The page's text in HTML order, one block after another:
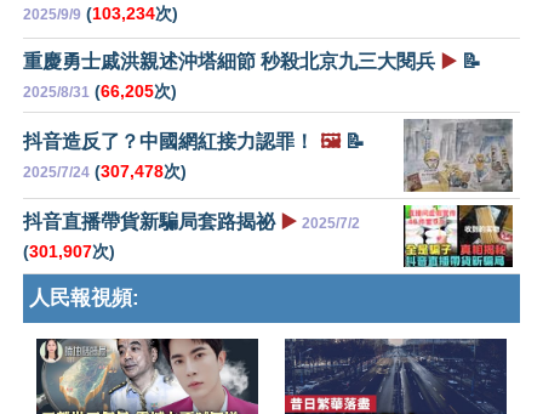
2025/9/9 (103,234次)
重慶勇士戚洪親述沖塔細節 秒殺北京九三大閱兵 ▶️ 📝
2025/8/31 (66,205次)
抖音造反了？中國網紅接力認罪！ 🖼️📝
2025/7/24 (307,478次)
抖音直播帶貨新騙局套路揭祕 ▶️ 2025/7/2
(301,907次)
人民報視頻: